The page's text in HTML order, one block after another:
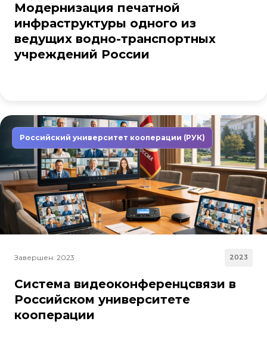
Модернизация печатной
инфраструктуры одного из
ведущих водно-транспортных
учреждений России
Российский университет кооперации (РУК)
Завершен: 2023 2023
Система видеоконференцсвязи в
Российском университете
кооперации